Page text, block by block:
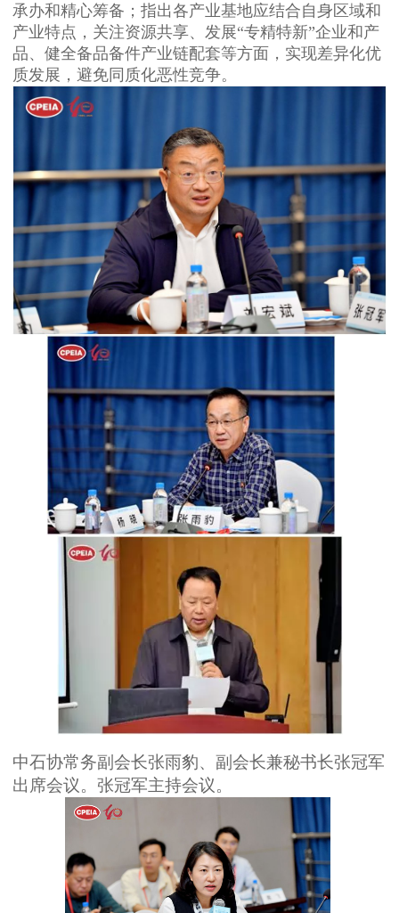
承办和精心筹备；指出各产业基地应结合自身区域和
产业特点，关注资源共享、发展“专精特新”企业和产
品、健全备品备件产业链配套等方面，实现差异化优
质发展，避免同质化恶性竞争。
中石协常务副会长张雨豹、副会长兼秘书长张冠军
出席会议。张冠军主持会议。